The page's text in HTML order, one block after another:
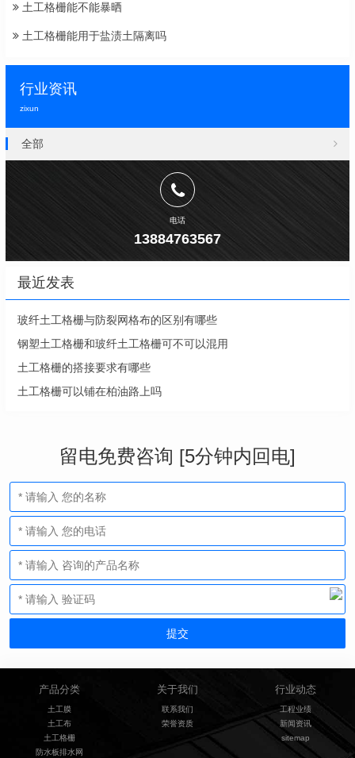
土工格栅能不能暴晒
土工格栅能用于盐渍土隔离吗
行业资讯
zixun
全部
电话
13884763567
最近发表
玻纤土工格栅与防裂网格布的区别有哪些
钢塑土工格栅和玻纤土工格栅可不可以混用
土工格栅的搭接要求有哪些
土工格栅可以铺在柏油路上吗
留电免费咨询 [5分钟内回电]
产品分类
土工膜
土工布
土工格栅
防水板排水网
关于我们
联系我们
荣誉资质
行业动态
工程业绩
新闻资讯
sitemap